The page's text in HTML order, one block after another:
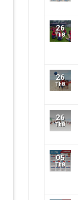
26
Th8
26
Th8
26
Th8
05
Th8